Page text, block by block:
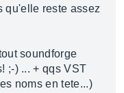
qu'elle reste assez
soundforge
;-) ... + qqs VST
noms en tete...)